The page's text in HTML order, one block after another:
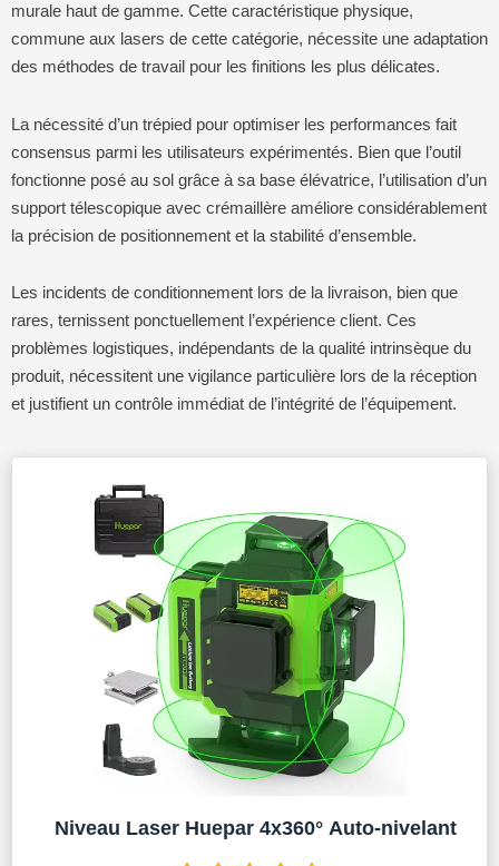
murale haut de gamme. Cette caractéristique physique,
commune aux lasers de cette catégorie, nécessite une adaptation
des méthodes de travail pour les finitions les plus délicates.
La nécessité d’un trépied pour optimiser les performances fait
consensus parmi les utilisateurs expérimentés. Bien que l’outil
fonctionne posé au sol grâce à sa base élévatrice, l’utilisation d’un
support télescopique avec crémaillère améliore considérablement
la précision de positionnement et la stabilité d’ensemble.
Les incidents de conditionnement lors de la livraison, bien que
rares, ternissent ponctuellement l’expérience client. Ces
problèmes logistiques, indépendants de la qualité intrinsèque du
produit, nécessitent une vigilance particulière lors de la réception
et justifient un contrôle immédiat de l’intégrité de l’équipement.
Niveau Laser Huepar 4x360° Auto-nivelant